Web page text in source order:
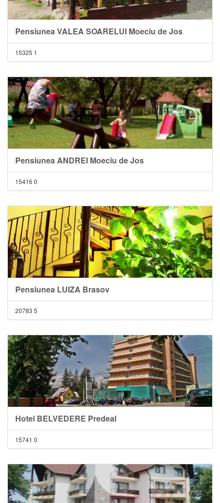
Pensiunea VALEA SOARELUI Moeciu de Jos
15325 1
Pensiunea ANDREI Moeciu de Jos
15416 0
Pensiunea LUIZA Brasov
20783 5
Hotel BELVEDERE Predeal
15741 0